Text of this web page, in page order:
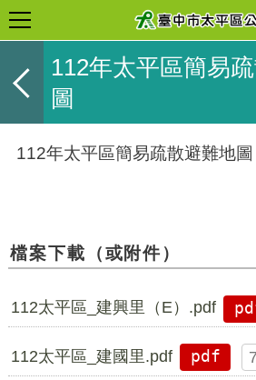
112年太平區簡易
圖
112年太平區簡易疏散避難地圖
檔案下載（或附件）
112太平區_建興里（E）.pdf
112太平區_建國里.pdf pdf